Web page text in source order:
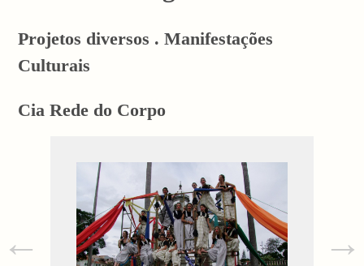
Projetos diversos . Manifestações
Culturais
Cia Rede do Corpo
← →